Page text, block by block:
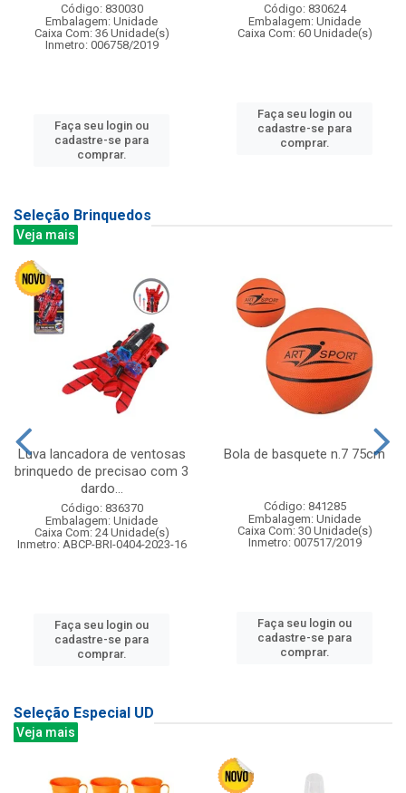
Código: 830030
Embalagem: Unidade
Caixa Com: 36 Unidade(s)
Inmetro: 006758/2019
Faça seu login ou
cadastre-se para
comprar.
Código: 830624
Embalagem: Unidade
Caixa Com: 60 Unidade(s)
Faça seu login ou
cadastre-se para
comprar.
Seleção Brinquedos
Veja mais
Luva lancadora de ventosas
brinquedo de precisao com 3
dardo...
Código: 836370
Embalagem: Unidade
Caixa Com: 24 Unidade(s)
Inmetro: ABCP-BRI-0404-2023-16
Faça seu login ou
cadastre-se para
comprar.
Bola de basquete n.7 75cm
Código: 841285
Embalagem: Unidade
Caixa Com: 30 Unidade(s)
Inmetro: 007517/2019
Faça seu login ou
cadastre-se para
comprar.
Seleção Especial UD
Veja mais